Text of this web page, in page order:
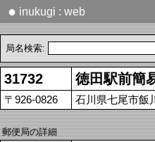
● inukugi : web
局名検索:
31732 徳田駅前簡
〒926-0826 石川県七尾市飯
郵便局の詳細